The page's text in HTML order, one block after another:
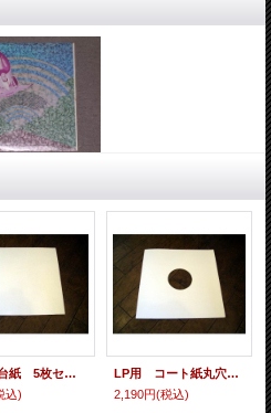
LP用 台紙 5枚セット
込)
LP用 コート紙丸穴ジャケ 10枚セット
2,190円(税込)